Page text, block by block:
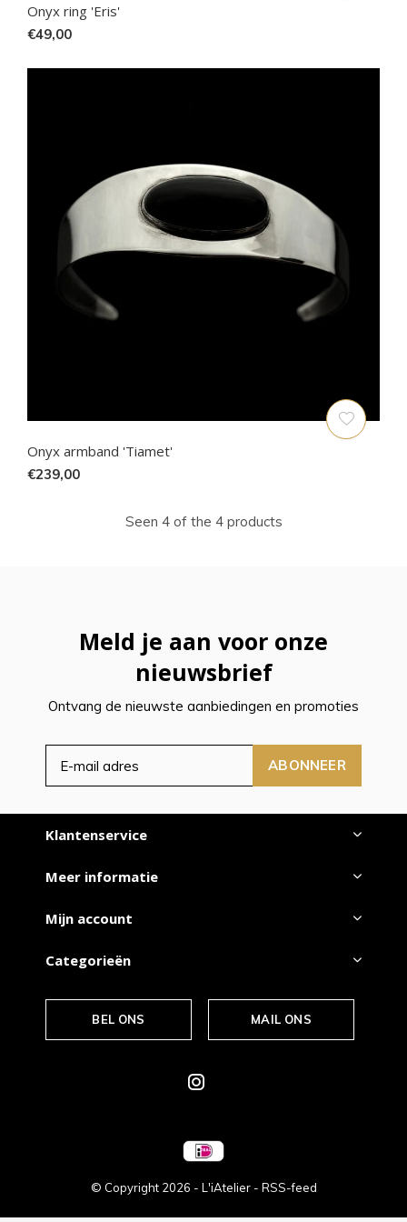
Onyx ring 'Eris'
€49,00
Onyx armband 'Tiamet'
€239,00
Seen 4 of the 4 products
Meld je aan voor onze
nieuwsbrief
Ontvang de nieuwste aanbiedingen en promoties
ABONNEER
Klantenservice
Meer informatie
Mijn account
Categorieën
BEL ONS MAIL ONS
© Copyright 2026 - L'iAtelier - RSS-feed